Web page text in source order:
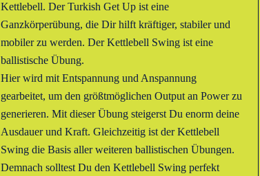
Kettlebell. Der Turkish Get Up ist eine
Ganzkörperübung, die Dir hilft kräftiger, stabiler und
mobiler zu werden. Der Kettlebell Swing ist eine
ballistische Übung.
Hier wird mit Entspannung und Anspannung
gearbeitet, um den größtmöglichen Output an Power zu
generieren. Mit dieser Übung steigerst Du enorm deine
Ausdauer und Kraft. Gleichzeitig ist der Kettlebell
Swing die Basis aller weiteren ballistischen Übungen.
Demnach solltest Du den Kettlebell Swing perfekt